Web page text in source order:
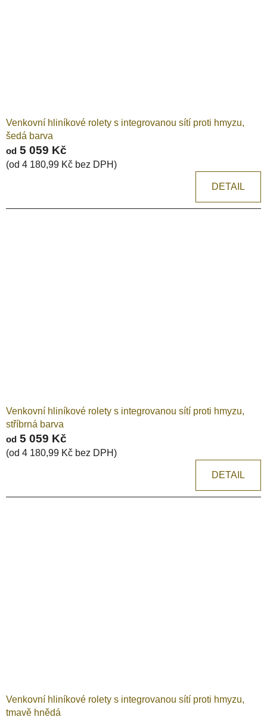
Venkovní hliníkové rolety s integrovanou sítí proti hmyzu,
šedá barva
od 5 059 Kč
(od 4 180,99 Kč bez DPH)
DETAIL
Venkovní hliníkové rolety s integrovanou sítí proti hmyzu,
stříbrná barva
od 5 059 Kč
(od 4 180,99 Kč bez DPH)
DETAIL
Venkovní hliníkové rolety s integrovanou sítí proti hmyzu,
tmavě hnědá